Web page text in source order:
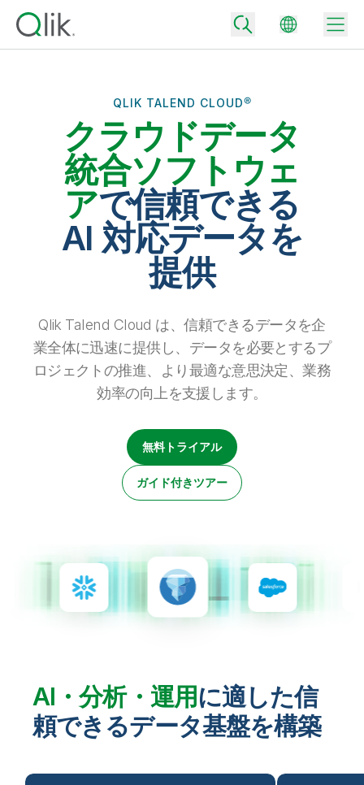
コミュニティ
カスタマーサポート
カスタマーポータル
初期トレーニング
製品関連
企業情報
採用情報
ニュースルーム
事業所 / 連絡先
Qlik
Qlik が選ばれる理由
データをビジネス成果へ
テクノロジーパートナーとの連携
Qlik のデータ統合とデータ分析の価値を最大化
データ統合
Back
データ統合とデータ品質の価格
適切なデータ統合プランで、信頼できるデータを迅速に提供し、よりスマー
トな意思決定を促進します。
データ分析の価格
適切なデータ分析プランで、より優れたインサイトを獲得し、ビジネス成果
の達成をサポートします。
イベント / Web セミナー
コミュニティ
QLIK TALEND CLOUD®
クラウドデータ
統合ソフトウェ
アで信頼できる
AI 対応データを
提供
Qlik Talend Cloud は、信頼できるデータを企
業全体に迅速に提供し、データを必要とするプ
ロジェクトの推進、より最適な意思決定、業務
効率の向上を支援します。
無料トライアル
ガイド付きツアー
AI・分析・運用に適した信
頼できるデータ基盤を構築